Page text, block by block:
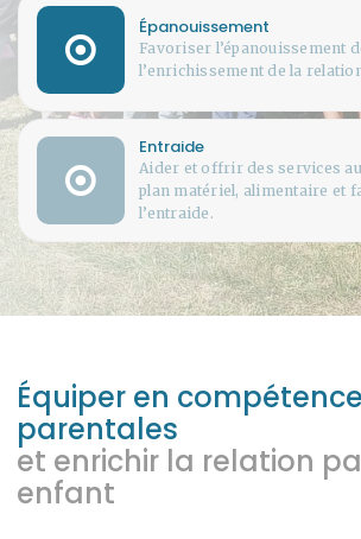
Épanouissement
Favoriser l’épanouissement
l’enrichissement de la
Entraide
Aider et offrir des services
plan matériel, alimentaire et
l’entraide.
Équiper en
parentales
et enrichir la relation
enfant